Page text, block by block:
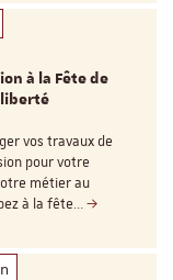
à la Fête de
liberté
vos travaux de
pour votre
métier au
à la fête…